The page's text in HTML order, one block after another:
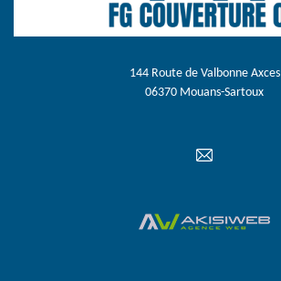
144 Route de Valbonne Axces
06370 Mouans-Sartoux